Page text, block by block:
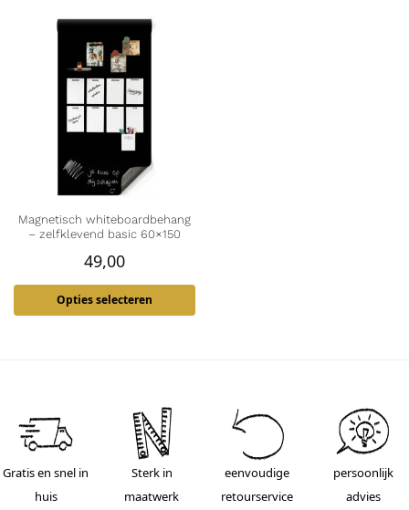
Magnetisch whiteboardbehang
– zelfklevend basic 60×150
49,00
Opties selecteren
Gratis en snel in
huis
Sterk in
maatwerk
eenvoudige
retourservice
persoonlijk
advies